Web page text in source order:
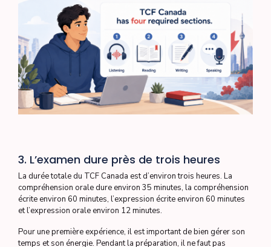
3. L’examen dure près de trois heures
La durée totale du TCF Canada est d’environ trois heures. La
compréhension orale dure environ 35 minutes, la compréhension
écrite environ 60 minutes, l’expression écrite environ 60 minutes
et l’expression orale environ 12 minutes.
Pour une première expérience, il est important de bien gérer son
temps et son énergie. Pendant la préparation, il ne faut pas